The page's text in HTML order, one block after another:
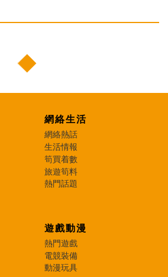
網絡生活
網絡熱話
生活情報
筍買着數
旅遊筍料
熱門話題
遊戲動漫
熱門遊戲
電競裝備
動漫玩具